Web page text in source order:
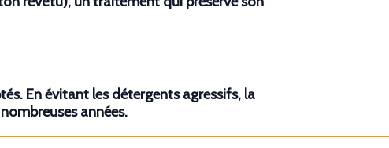
En évitant les détergents agressifs, la
années.